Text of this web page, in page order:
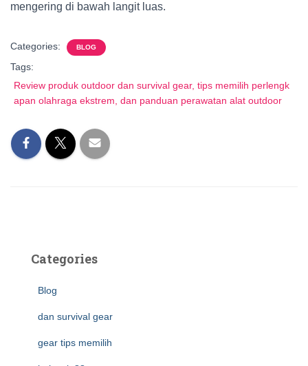
mengering di bawah langit luas.
Categories: BLOG
Tags:
Review produk outdoor dan survival gear, tips memilih perlengk
apan olahraga ekstrem, dan panduan perawatan alat outdoor
Categories
Blog
dan survival gear
gear tips memilih